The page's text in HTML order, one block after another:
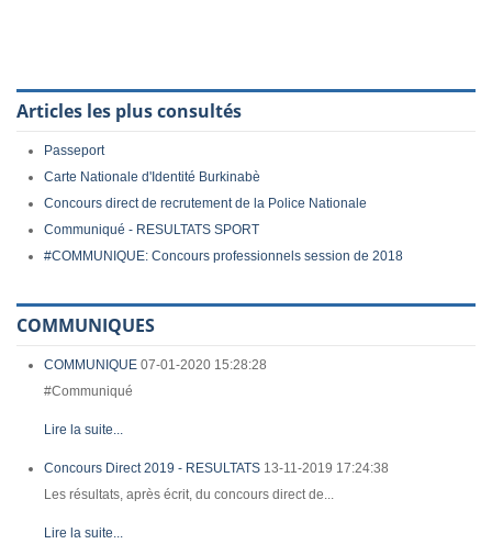
Articles les plus consultés
Passeport
Carte Nationale d'Identité Burkinabè
Concours direct de recrutement de la Police Nationale
Communiqué - RESULTATS SPORT
#COMMUNIQUE: Concours professionnels session de 2018
COMMUNIQUES
COMMUNIQUE 07-01-2020 15:28:28
#Communiqué
Lire la suite...
Concours Direct 2019 - RESULTATS 13-11-2019 17:24:38
Les résultats, après écrit, du concours direct de...
Lire la suite...